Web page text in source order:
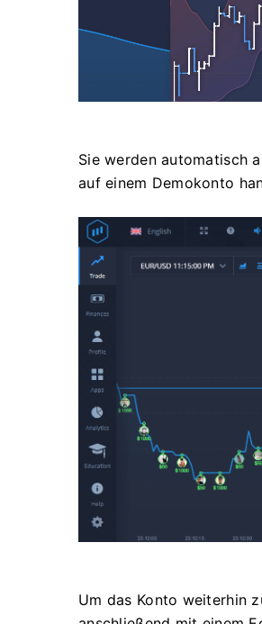
Sie werden automatisch
auf einem Demokonto
Um das Konto weiterhin